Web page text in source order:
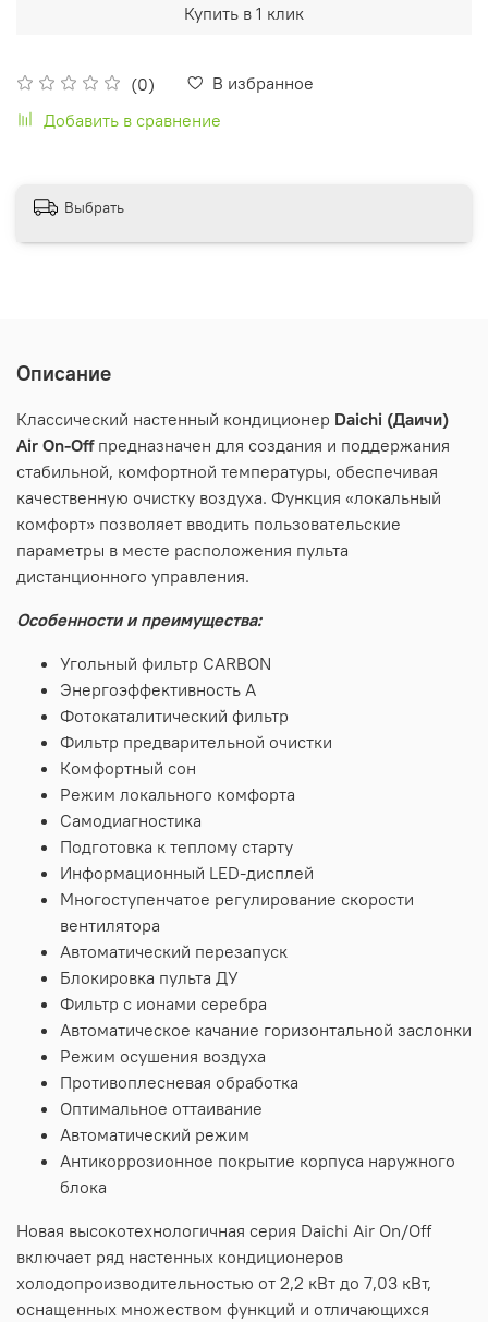
(0)
В избранное
Добавить в сравнение
Купить в 1 клик
Выбрать
Описание
Классический настенный кондиционер Daichi (Даичи)
Air On-Off предназначен для создания и поддержания
стабильной, комфортной температуры, обеспечивая
качественную очистку воздуха. Функция «локальный
комфорт» позволяет вводить пользовательские
параметры в месте расположения пульта
дистанционного управления.
Особенности и преимущества:
Угольный фильтр CARBON
Энергоэффективность A
Фотокаталитический фильтр
Фильтр предварительной очистки
Комфортный сон
Режим локального комфорта
Самодиагностика
Подготовка к теплому старту
Информационный LED-дисплей
Многоступенчатое регулирование скорости
вентилятора
Автоматический перезапуск
Блокировка пульта ДУ
Фильтр с ионами серебра
Автоматическое качание горизонтальной заслонки
Режим осушения воздуха
Противоплесневая обработка
Оптимальное оттаивание
Автоматический режим
Антикоррозионное покрытие корпуса наружного
блока
Новая высокотехнологичная серия Daichi Air On/Off
включает ряд настенных кондиционеров
холодопроизводительностью от 2,2 кВт до 7,03 кВт,
оснащенных множеством функций и отличающихся